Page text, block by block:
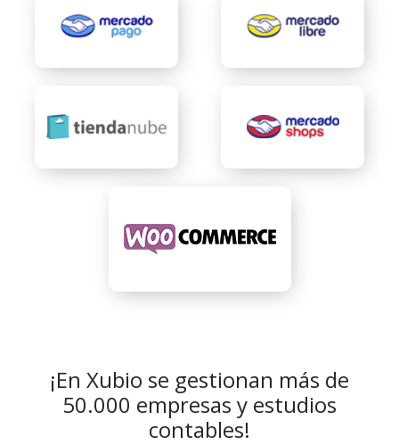
¡En Xubio se gestionan más de
50.000 empresas y estudios
contables!